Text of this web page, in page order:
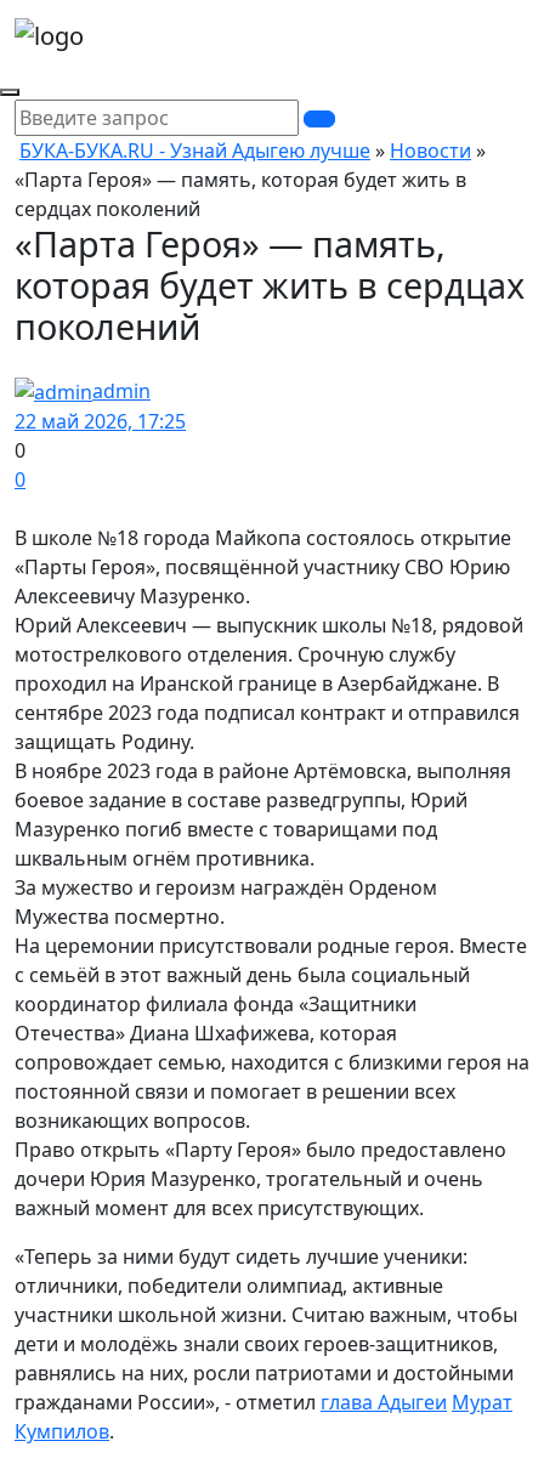
БУКА-БУКА.RU - Узнай Адыгею лучше» Новости »
«Парта Героя» — память, которая будет жить в
сердцах поколений
«Парта Героя» — память,
которая будет жить в сердцах
поколений
admin
22 май 2026, 17:25
0
0
В школе №18 города Майкопа состоялось открытие
«Парты Героя», посвящённой участнику СВО Юрию
Алексеевичу Мазуренко.
Юрий Алексеевич — выпускник школы №18, рядовой
мотострелкового отделения. Срочную службу
проходил на Иранской границе в Азербайджане. В
сентябре 2023 года подписал контракт и отправился
защищать Родину.
В ноябре 2023 года в районе Артёмовска, выполняя
боевое задание в составе разведгруппы, Юрий
Мазуренко погиб вместе с товарищами под
шквальным огнём противника.
За мужество и героизм награждён Орденом
Мужества посмертно.
На церемонии присутствовали родные героя. Вместе
с семьёй в этот важный день была социальный
координатор филиала фонда «Защитники
Отечества» Диана Шхафижева, которая
сопровождает семью, находится с близкими героя на
постоянной связи и помогает в решении всех
возникающих вопросов.
Право открыть «Парту Героя» было предоставлено
дочери Юрия Мазуренко, трогательный и очень
важный момент для всех присутствующих.
«Теперь за ними будут сидеть лучшие ученики:
отличники, победители олимпиад, активные
участники школьной жизни. Считаю важным, чтобы
дети и молодёжь знали своих героев-защитников,
равнялись на них, росли патриотами и достойными
гражданами России», - отметил глава Адыгеи Мурат
Кумпилов.